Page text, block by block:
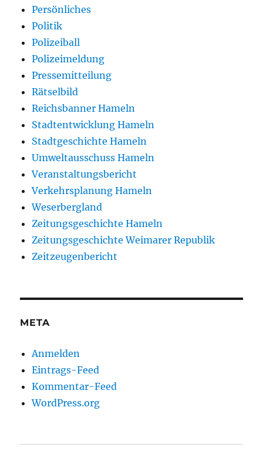
Persönliches
Politik
Polizeiball
Polizeimeldung
Pressemitteilung
Rätselbild
Reichsbanner Hameln
Stadtentwicklung Hameln
Stadtgeschichte Hameln
Umweltausschuss Hameln
Veranstaltungsbericht
Verkehrsplanung Hameln
Weserbergland
Zeitungsgeschichte Hameln
Zeitungsgeschichte Weimarer Republik
Zeitzeugenbericht
META
Anmelden
Eintrags-Feed
Kommentar-Feed
WordPress.org